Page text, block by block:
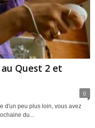
Quest 2 et
0
d'un peu plus loin, vous avez
du...